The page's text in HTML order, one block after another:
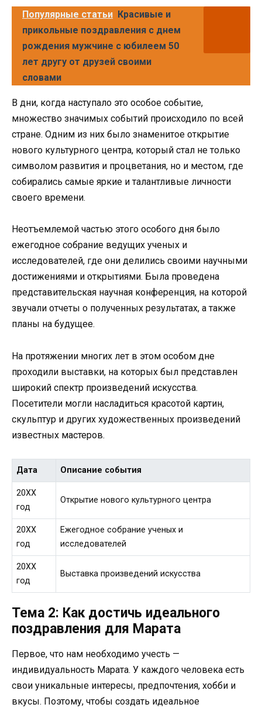
Популярные статьи Красивые и
прикольные поздравления с днем
рождения мужчине с юбилеем 50
лет другу от друзей своими
словами
В дни, когда наступало это особое событие,
множество значимых событий происходило по всей
стране. Одним из них было знаменитое открытие
нового культурного центра, который стал не только
символом развития и процветания, но и местом, где
собирались самые яркие и талантливые личности
своего времени.
Неотъемлемой частью этого особого дня было
ежегодное собрание ведущих ученых и
исследователей, где они делились своими научными
достижениями и открытиями. Была проведена
представительская научная конференция, на которой
звучали отчеты о полученных результатах, а также
планы на будущее.
На протяжении многих лет в этом особом дне
проходили выставки, на которых был представлен
широкий спектр произведений искусства.
Посетители могли насладиться красотой картин,
скульптур и других художественных произведений
известных мастеров.
Дата Описание события
20XX
год
Открытие нового культурного центра
20XX
год
Ежегодное собрание ученых и
исследователей
20XX
год
Выставка произведений искусства
Тема 2: Как достичь идеального
поздравления для Марата
Первое, что нам необходимо учесть —
индивидуальность Марата. У каждого человека есть
свои уникальные интересы, предпочтения, хобби и
вкусы. Поэтому, чтобы создать идеальное